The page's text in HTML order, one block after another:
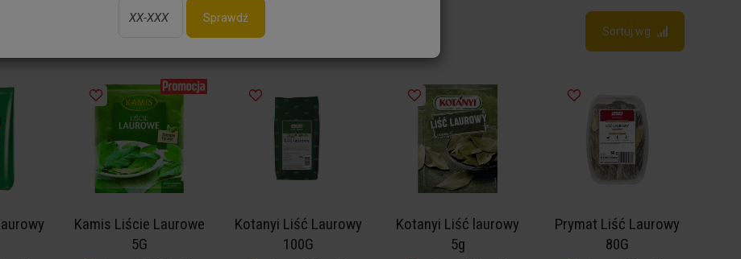
Sprawdź
Sortuj wg
Kamis Liście Laurowe
5G
Kotanyi Liść Laurowy
100G
Kotanyi Liść laurowy
5g
Prymat Liść Laurowy
80G